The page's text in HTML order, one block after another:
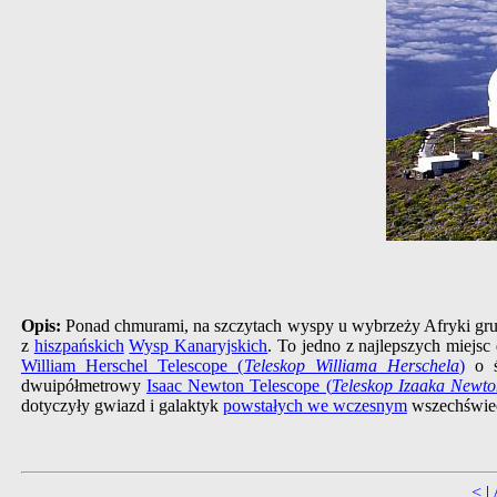
Opis:Ponad chmurami, na szczytach wyspy u wybrzeży Afryki
z hiszpańskich Wysp Kanaryjskich. To jedno z najlepszych
William Herschel Telescope (Teleskop Williama Herschela)o
dwuipółmetrowyIsaac Newton Telescope (Teleskop Izaaka
dotyczyły gwiazd i galaktyk powstałych we wczesnym
<|